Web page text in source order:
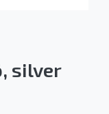
silver